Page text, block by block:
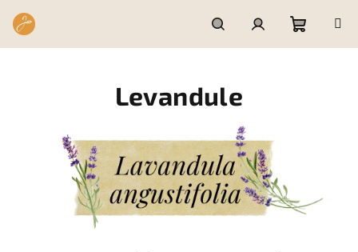
obsah
HledatPřihlášeníNákupní
Levandule